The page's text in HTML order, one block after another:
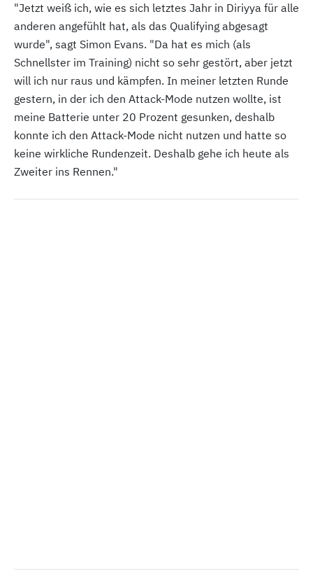
"Jetzt weiß ich, wie es sich letztes Jahr in Diriyya für alle
anderen angefühlt hat, als das Qualifying abgesagt
wurde", sagt Simon Evans. "Da hat es mich (als
Schnellster im Training) nicht so sehr gestört, aber jetzt
will ich nur raus und kämpfen. In meiner letzten Runde
gestern, in der ich den Attack-Mode nutzen wollte, ist
meine Batterie unter 20 Prozent gesunken, deshalb
konnte ich den Attack-Mode nicht nutzen und hatte so
keine wirkliche Rundenzeit. Deshalb gehe ich heute als
Zweiter ins Rennen."